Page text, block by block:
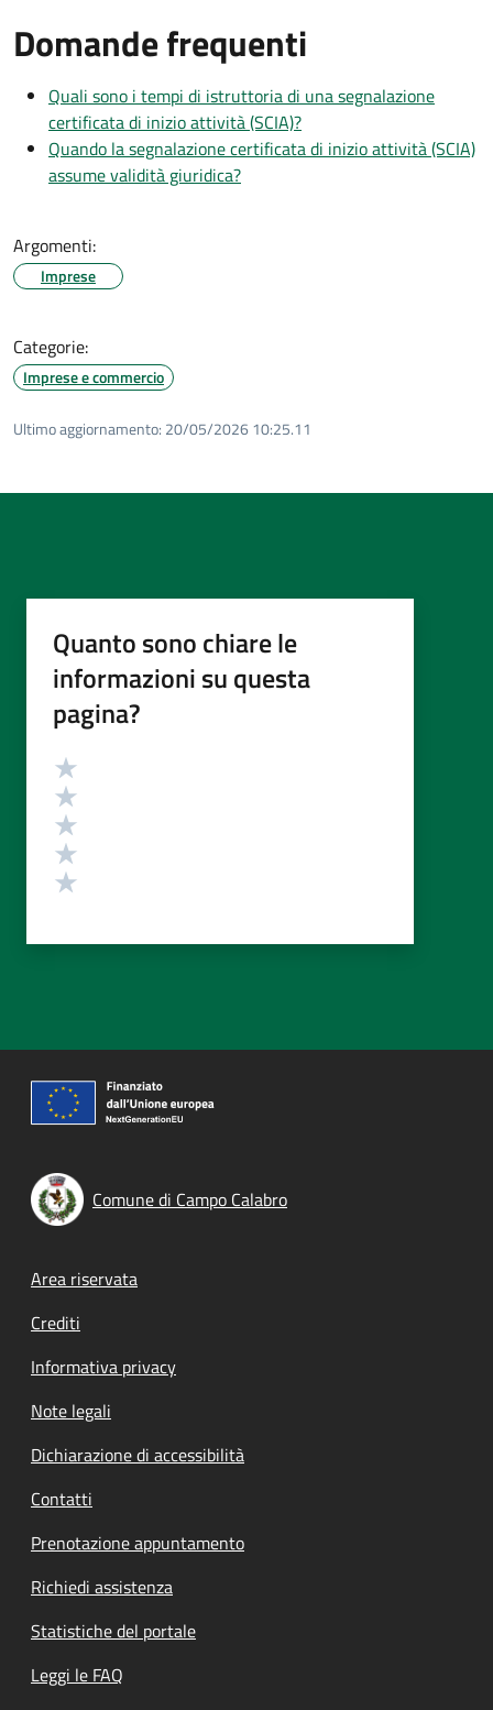
Domande frequenti
Quali sono i tempi di istruttoria di una segnalazione
certificata di inizio attività (SCIA)?
Quando la segnalazione certificata di inizio attività (SCIA)
assume validità giuridica?
Argomenti:
Imprese
Categorie:
Imprese e commercio
Ultimo aggiornamento: 20/05/2026 10:25.11
Quanto sono chiare le
informazioni su questa
pagina?
Valutazione
Comune di Campo Calabro
Footer menu
Area riservata
Crediti
Informativa privacy
Note legali
Dichiarazione di accessibilità
Contatti
Prenotazione appuntamento
Richiedi assistenza
Statistiche del portale
Leggi le FAQ